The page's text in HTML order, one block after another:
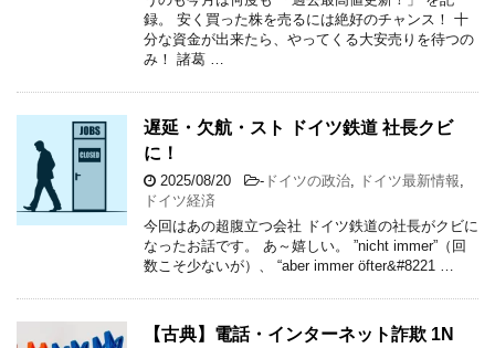
録。 安く買った株を売るには絶好のチャンス！ 十
分な資金が出来たら、やってくる大安売りを待つの
み！ 諸葛 …
遅延・欠航・スト ドイツ鉄道 社長クビ
に！
2025/08/20 - ドイツの政治 ドイツ最新情報
ドイツ経済
今回はあの超腹立つ会社 ドイツ鉄道の社長がクビに
なったお話です。 あ～嬉しい。 ”nicht immer”（回
数こそ少ないが）、 “aber immer öfter&#8221 …
【古典】電話・インターネット詐欺 1N